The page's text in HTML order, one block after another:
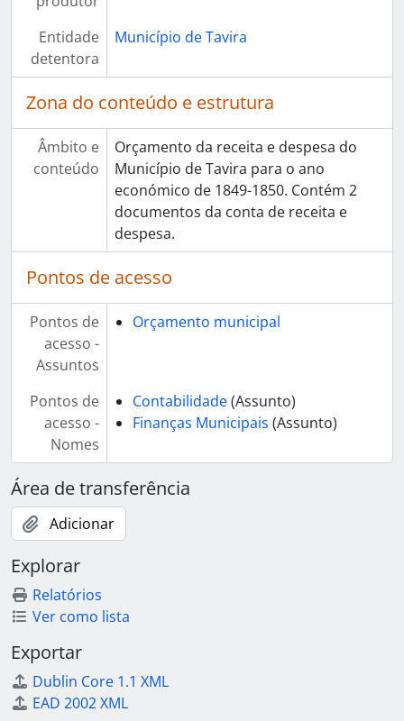
Entidade
detentora
Município de Tavira
Zona do conteúdo e estrutura
Âmbito e
conteúdo
Orçamento da receita e despesa do
Município de Tavira para o ano
económico de 1849-1850. Contém 2
documentos da conta de receita e
despesa.
Pontos de acesso
Pontos de
acesso -
Assuntos
Orçamento municipal
Pontos de
acesso -
Nomes
Contabilidade(Assunto)
Finanças Municipais (Assunto)
Área de transferência
Adicionar
Explorar
Relatórios
Ver como lista
Exportar
Dublin Core 1.1 XML
EAD 2002 XML